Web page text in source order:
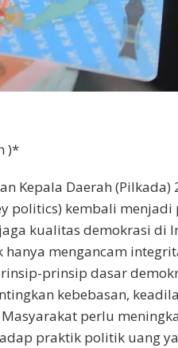
)*
Kepala Daerah (Pilkada)
politics) kembali menjadi
kualitas demokrasi di
hanya mengancam
prinsip dasar
kebebasan,
perlu
praktik politik uang